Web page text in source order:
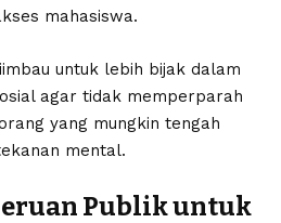
mahasiswa.
untuk lebih bijak dalam
agar tidak memperparah
yang mungkin tengah
mental.
Publik untuk